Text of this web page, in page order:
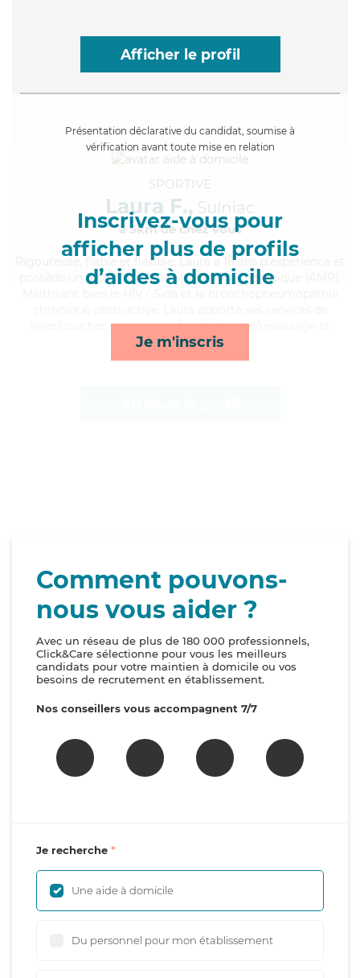
Afficher le profil
Présentation déclarative du candidat, soumise à
vérification avant toute mise en relation
Inscrivez-vous pour
afficher plus de profils
d’aides à domicile
Je m'inscris
SPORTIVE
Laura F., Sulniac
à 5km de chez Vous
, fiable et flexible, Laura a 18 ans d'expérience et
possède un diplôme d'Aide Médico-Psychologique (AMP).
lever/coucher, compagnie/loisirs, lessive/repassage et
transports*
Comment pouvons-
nous vous aider ?
Avec un réseau de plus de 180 000 professionnels,
Click&Care sélectionne pour vous les meilleurs
candidats pour votre maintien à domicile ou vos
besoins de recrutement en établissement.
Nos conseillers vous accompagnent 7/7
Je recherche
Une aide à domicile
Du personnel pour mon établissement